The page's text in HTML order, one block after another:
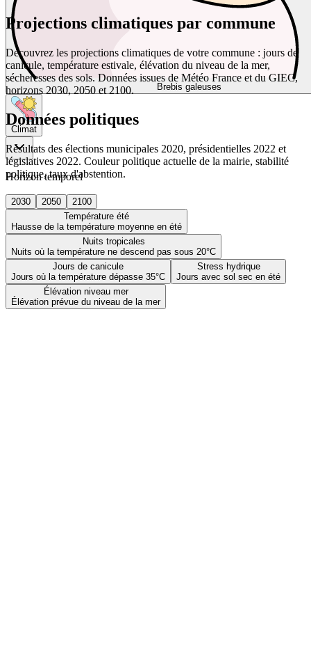
Brebis galeuses
Climat
Horizon temporel
2030 2050
2100
Température été
Hausse de la température moyenne en été
Nuits tropicales
Nuits où la température ne descend pas sous 20°C
Jours de canicule
Jours où la température dépasse 35°C
Stress hydrique
Jours avec sol sec en été
Élévation niveau mer
Élévation prévue du niveau de la mer
Projections climatiques par commune
Découvrez les projections climatiques de votre commune : jours de
canicule, température estivale, élévation du niveau de la mer,
sécheresses des sols. Données issues de Météo France et du GIEC,
horizons 2030, 2050 et 2100.
Données politiques
Résultats des élections municipales 2020, présidentielles 2022 et
législatives 2022. Couleur politique actuelle de la mairie, stabilité
politique, taux d'abstention.